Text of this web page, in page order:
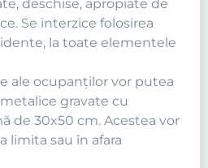
deschise, apropiate de
Se interzice folosirea
la toate elementele
ale ocupanţilor vor putea
gravate cu
de 30x50 cm. Acestea vor
limita sau în afara